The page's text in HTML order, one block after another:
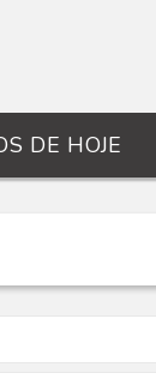
DE HOJE